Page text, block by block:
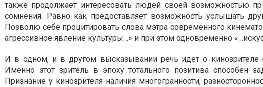
также продолжает интересовать людей своей возможностью
сомнения. Равно как предоставляет возможность услышать
Позволю себе процитировать слова мэтра современного
агрессивное явление культуры…» и при этом одновременно
И в одном, и в другом высказывании речь идет о кинозрителе
Именно этот зритель в эпоху тотального позитива способен
Признание у кинозрителя наличия многогранности,